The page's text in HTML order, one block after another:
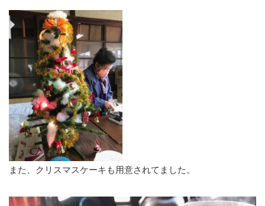
また、クリスマスケーキも用意されてました。